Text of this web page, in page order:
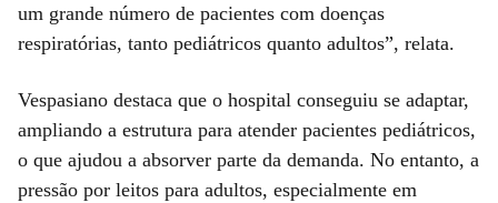
um grande número de pacientes com doenças
respiratórias, tanto pediátricos quanto adultos”, relata.
Vespasiano destaca que o hospital conseguiu se adaptar,
ampliando a estrutura para atender pacientes pediátricos,
o que ajudou a absorver parte da demanda. No entanto, a
pressão por leitos para adultos, especialmente em